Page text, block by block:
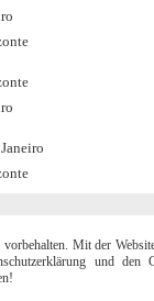
Mit der
und den